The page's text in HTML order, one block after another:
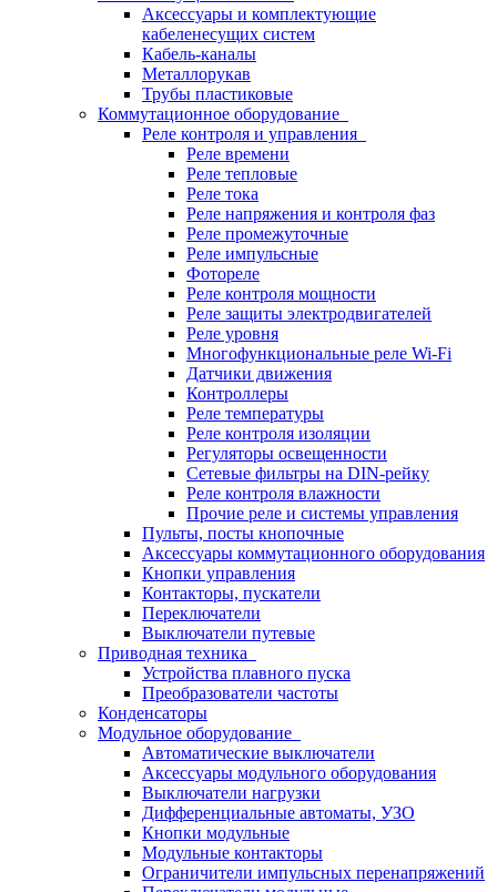
Аксессуары и комплектующие
кабеленесущих систем
Кабель-каналы
Металлорукав
Трубы пластиковые
Коммутационное оборудование
Реле контроля и управления
Реле времени
Реле тепловые
Реле тока
Реле напряжения и контроля фаз
Реле промежуточные
Реле импульсные
Фотореле
Реле контроля мощности
Реле защиты электродвигателей
Реле уровня
Многофункциональные реле Wi-Fi
Датчики движения
Контроллеры
Реле температуры
Реле контроля изоляции
Регуляторы освещенности
Сетевые фильтры на DIN-рейку
Реле контроля влажности
Прочие реле и системы управления
Пульты, посты кнопочные
Аксессуары коммутационного оборудования
Кнопки управления
Контакторы, пускатели
Переключатели
Выключатели путевые
Приводная техника
Устройства плавного пуска
Преобразователи частоты
Конденсаторы
Модульное оборудование
Автоматические выключатели
Аксессуары модульного оборудования
Выключатели нагрузки
Дифференциальные автоматы, УЗО
Кнопки модульные
Модульные контакторы
Ограничители импульсных перенапряжений